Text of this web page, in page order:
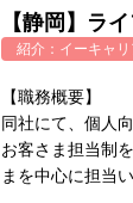
【静岡】ラ
紹介： イーキャリ
【職務概要】
同社にて、個人
お客さま担当制
まを中心に担当